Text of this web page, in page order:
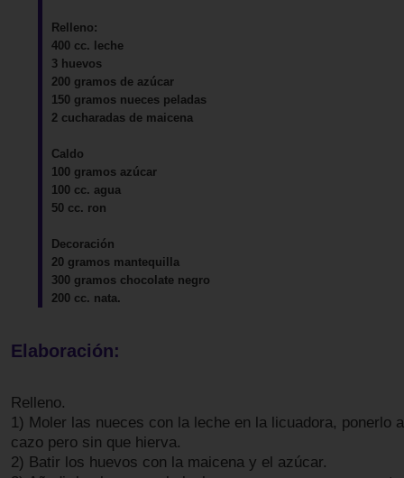
Relleno:
400 cc. leche
3 huevos
200 gramos de azúcar
150 gramos nueces peladas
2 cucharadas de maicena
Caldo
100 gramos azúcar
100 cc. agua
50 cc. ron
Decoración
20 gramos mantequilla
300 gramos chocolate negro
200 cc. nata.
Elaboración:
Relleno.
1) Moler las nueces con la leche en la licuadora, ponerlo
cazo pero sin que hierva.
2) Batir los huevos con la maicena y el azúcar.